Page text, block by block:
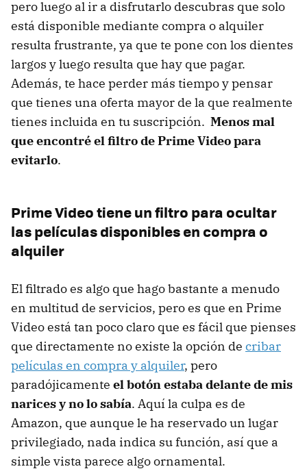
pero luego al ir a disfrutarlo descubras que solo
está disponible mediante compra o alquiler
resulta frustrante, ya que te pone con los dientes
largos y luego resulta que hay que pagar.
Además, te hace perder más tiempo y pensar
que tienes una oferta mayor de la que realmente
tienes incluida en tu suscripción. Menos mal
que encontré el filtro de Prime Video para
evitarlo.
Prime Video tiene un filtro para ocultar
las películas disponibles en compra o
alquiler
El filtrado es algo que hago bastante a menudo
en multitud de servicios, pero es que en Prime
Video está tan poco claro que es fácil que pienses
que directamente no existe la opción de cribar
películas en compra y alquiler, pero
paradójicamente el botón estaba delante de mis
narices y no lo sabía. Aquí la culpa es de
Amazon, que aunque le ha reservado un lugar
privilegiado, nada indica su función, así que a
simple vista parece algo ornamental.